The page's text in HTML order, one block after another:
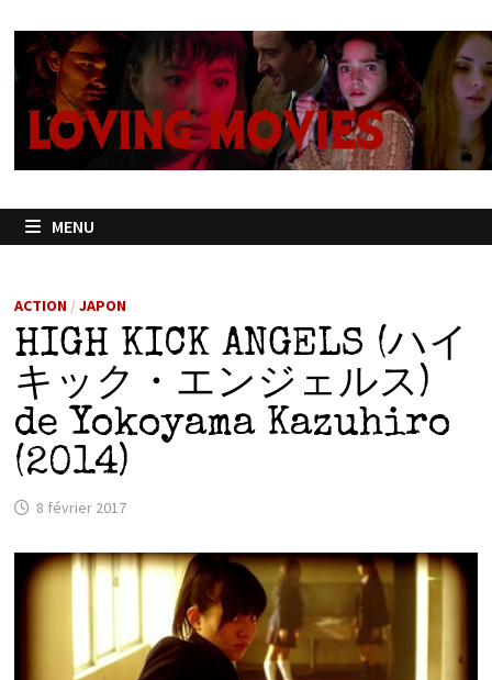
contenu
MENU
ACTION/ JAPON
HIGH KICK ANGELS (ハイ
キック・エンジェルス)
de Yokoyama Kazuhiro
(2014)
8 février 2017